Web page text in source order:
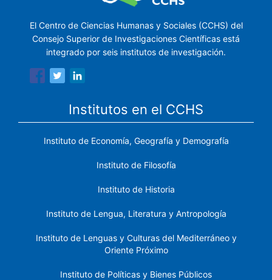
El Centro de Ciencias Humanas y Sociales (CCHS) del
Consejo Superior de Investigaciones Científicas está
integrado por seis institutos de investigación.
Institutos en el CCHS
Instituto de Economía, Geografía y Demografía
Instituto de Filosofía
Instituto de Historia
Instituto de Lengua, Literatura y Antropología
Instituto de Lenguas y Culturas del Mediterráneo y
Oriente Próximo
Instituto de Políticas y Bienes Públicos